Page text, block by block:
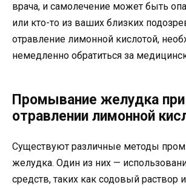
врача, и самолечение может быть
или кто-то из ваших близких
отравление лимонной кислотой,
немедленно обратиться за
Промывание желудка при
отравлении лимонной
Существуют различные методы
желудка. Один из них —
средств, таких как содовый раствор